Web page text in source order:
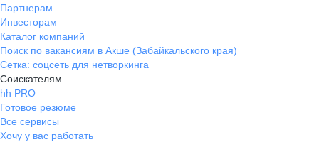
Партнерам
Инвесторам
Каталог компаний
Поиск по вакансиям в Акше (Забайкальского края)
Сетка: соцсеть для нетворкинга
Соискателям
hh PRO
Готовое резюме
Все сервисы
Хочу у вас работать